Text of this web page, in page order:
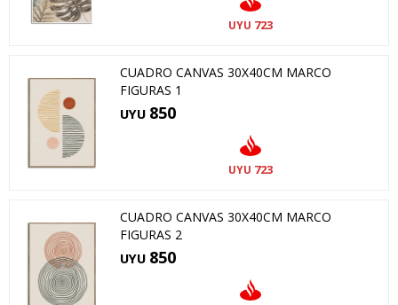
UYU 723
CUADRO CANVAS 30X40CM MARCO
FIGURAS 1
UYU 850
UYU 723
CUADRO CANVAS 30X40CM MARCO
FIGURAS 2
UYU 850